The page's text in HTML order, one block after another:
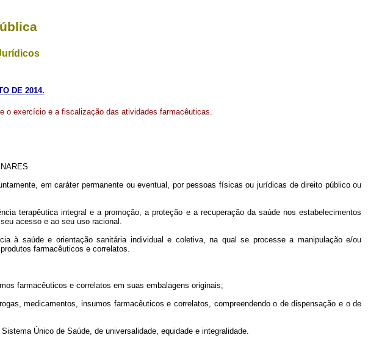
DE 2014.
o exercício e a fiscalização das atividades farmacêuticas.
em caráter permanente ou eventual, por pessoas físicas ou jurídicas de direito público ou
terapêutica integral e a promoção, a proteção e a recuperação da saúde nos estabelecimentos
acesso e ao seu uso racional.
à saúde e orientação sanitária individual e coletiva, na qual se processe a manipulação e/ou
farmacêuticos e correlatos.
farmacêuticos e correlatos em suas embalagens originais;
medicamentos, insumos farmacêuticos e correlatos, compreendendo o de dispensação e o de
Único de Saúde, de universalidade, equidade e integralidade.